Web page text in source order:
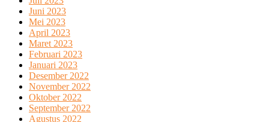
Juni 2023
Mei 2023
April 2023
Maret 2023
Februari 2023
Januari 2023
Desember 2022
November 2022
Oktober 2022
September 2022
Agustus 2022